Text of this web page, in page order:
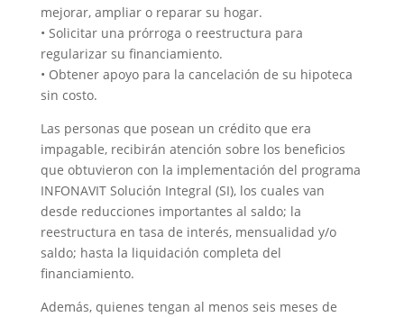
mejorar, ampliar o reparar su hogar.
• Solicitar una prórroga o reestructura para
regularizar su financiamiento.
• Obtener apoyo para la cancelación de su hipoteca
sin costo.
Las personas que posean un crédito que era
impagable, recibirán atención sobre los beneficios
que obtuvieron con la implementación del programa
INFONAVIT Solución Integral (SI), los cuales van
desde reducciones importantes al saldo; la
reestructura en tasa de interés, mensualidad y/o
saldo; hasta la liquidación completa del
financiamiento.
Además, quienes tengan al menos seis meses de